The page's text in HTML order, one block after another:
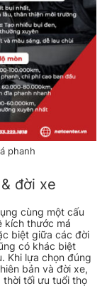
phanh
đời xe
cùng một cấu
kích thước má
biệt giữa các đời
có khác biệt
Khi lựa chọn đúng
bản và đời xe,
thời tối ưu tuổi thọ